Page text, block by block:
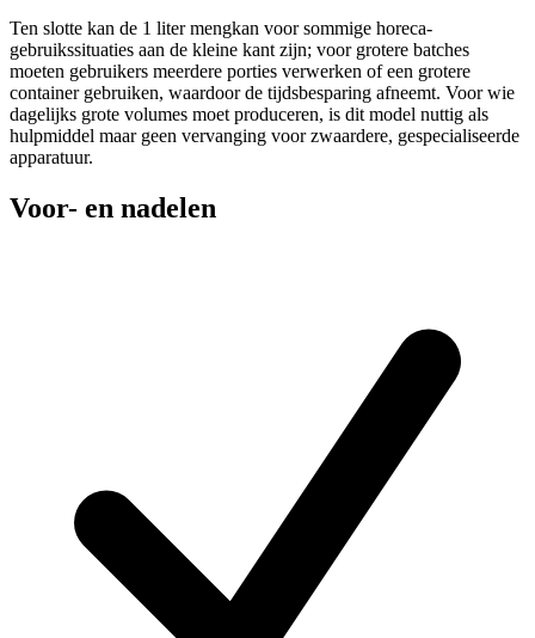
Ten slotte kan de 1 liter mengkan voor sommige horeca-
gebruikssituaties aan de kleine kant zijn; voor grotere batches
moeten gebruikers meerdere porties verwerken of een grotere
container gebruiken, waardoor de tijdsbesparing afneemt. Voor wie
dagelijks grote volumes moet produceren, is dit model nuttig als
hulpmiddel maar geen vervanging voor zwaardere, gespecialiseerde
apparatuur.
Voor- en nadelen